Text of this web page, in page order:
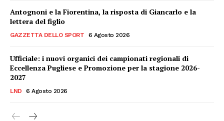
Antognoni e la Fiorentina, la risposta di Giancarlo e la
lettera del figlio
GAZZETTA DELLO SPORT 6 Agosto 2026
Ufficiale: i nuovi organici dei campionati regionali di
Eccellenza Pugliese e Promozione per la stagione 2026-
2027
LND 6 Agosto 2026